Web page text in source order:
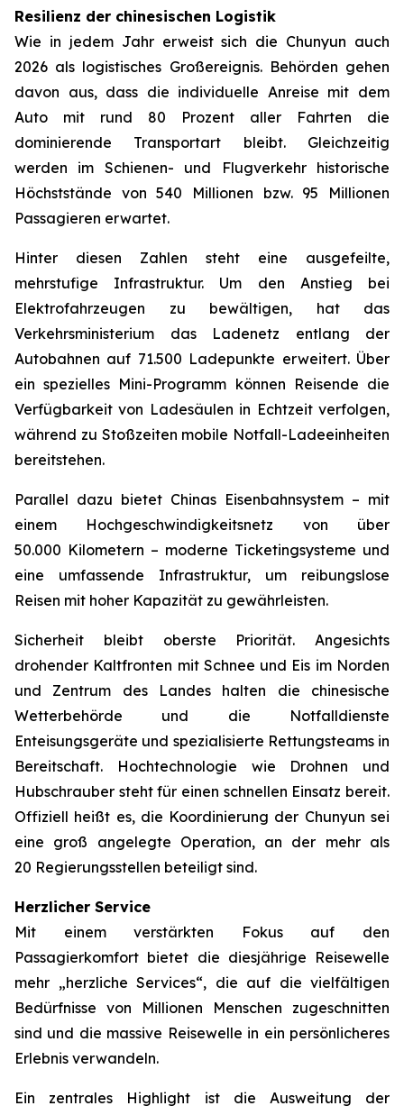
Resilienz der chinesischen Logistik
Wie in jedem Jahr erweist sich die Chunyun auch
2026 als logistisches Großereignis. Behörden gehen
davon aus, dass die individuelle Anreise mit dem
Auto mit rund 80 Prozent aller Fahrten die
dominierende Transportart bleibt. Gleichzeitig
werden im Schienen- und Flugverkehr historische
Höchststände von 540 Millionen bzw. 95 Millionen
Passagieren erwartet.
Hinter diesen Zahlen steht eine ausgefeilte,
mehrstufige Infrastruktur. Um den Anstieg bei
Elektrofahrzeugen zu bewältigen, hat das
Verkehrsministerium das Ladenetz entlang der
Autobahnen auf 71.500 Ladepunkte erweitert. Über
ein spezielles Mini-Programm können Reisende die
Verfügbarkeit von Ladesäulen in Echtzeit verfolgen,
während zu Stoßzeiten mobile Notfall-Ladeeinheiten
bereitstehen.
Parallel dazu bietet Chinas Eisenbahnsystem – mit
einem Hochgeschwindigkeitsnetz von über
50.000 Kilometern – moderne Ticketingsysteme und
eine umfassende Infrastruktur, um reibungslose
Reisen mit hoher Kapazität zu gewährleisten.
Sicherheit bleibt oberste Priorität. Angesichts
drohender Kaltfronten mit Schnee und Eis im Norden
und Zentrum des Landes halten die chinesische
Wetterbehörde und die Notfalldienste
Enteisungsgeräte und spezialisierte Rettungsteams in
Bereitschaft. Hochtechnologie wie Drohnen und
Hubschrauber steht für einen schnellen Einsatz bereit.
Offiziell heißt es, die Koordinierung der Chunyun sei
eine groß angelegte Operation, an der mehr als
20 Regierungsstellen beteiligt sind.
Herzlicher Service
Mit einem verstärkten Fokus auf den
Passagierkomfort bietet die diesjährige Reisewelle
mehr „herzliche Services“, die auf die vielfältigen
Bedürfnisse von Millionen Menschen zugeschnitten
sind und die massive Reisewelle in ein persönlicheres
Erlebnis verwandeln.
Ein zentrales Highlight ist die Ausweitung der